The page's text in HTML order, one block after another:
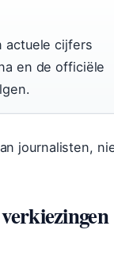
actuele cijfers
en de officiële
journalisten,